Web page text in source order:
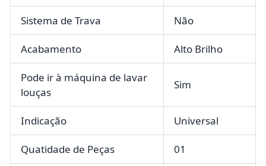
Sistema de Trava Não
Acabamento Alto Brilho
Pode ir à máquina de lavar
louças
Sim
Indicação Universal
Quatidade de Peças 01